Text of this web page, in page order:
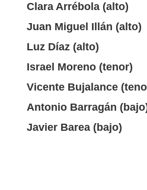
Clara Arrébola (alto)
Juan Miguel Illán (alto)
Luz Díaz (alto)
Israel Moreno (tenor)
Vicente Bujalance
Antonio Barragán
Javier Barea (bajo)